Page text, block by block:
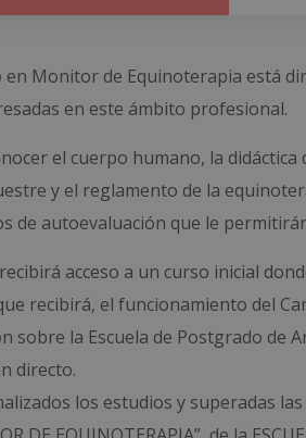
en Monitor de Equinoterapia está
en este ámbito profesional.
el cuerpo humano, la
y el reglamento de la
de autoevaluación que le
acceso a un curso inicial
recibirá, el funcionamiento del
sobre la Escuela de Postgrado de
directo.
los estudios y superadas